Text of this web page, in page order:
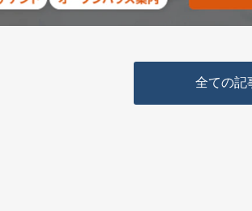
全ての記